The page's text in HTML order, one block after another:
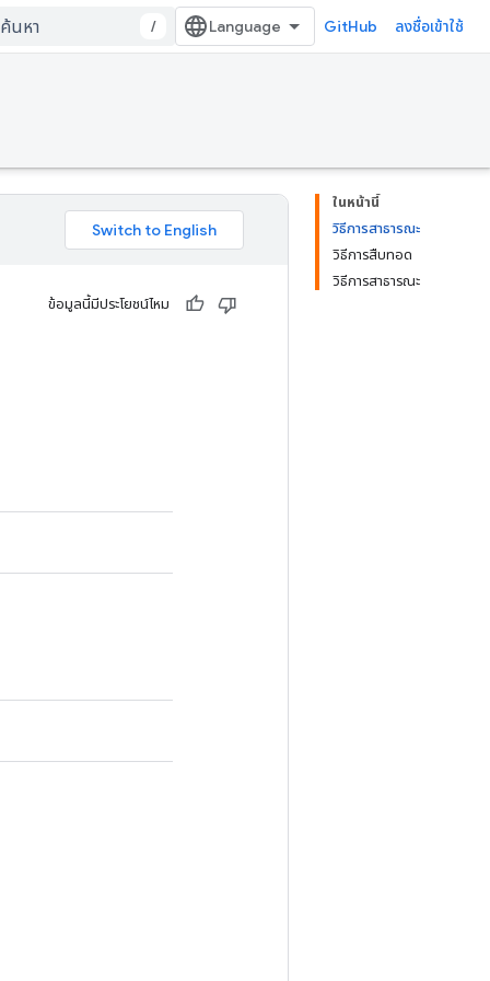
/ GitHub ลงชื่อเข้าใช้
ในหน้านี้
วิธีการสาธารณะ
วิธีการสืบทอด
วิธีการสาธารณะ
ข้อมูลนี้มีประโยชน์ไหม